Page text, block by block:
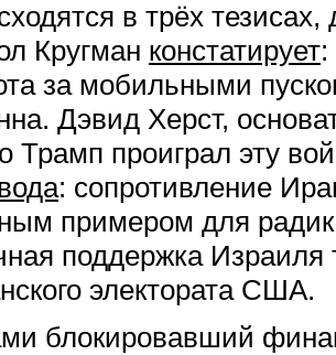
в трёх
Кругман констатирует:
за мобильными
Дэвид Херст,
Трамп проиграл эту
: сопротивление
примером для
поддержка
электората США.
блокировавший